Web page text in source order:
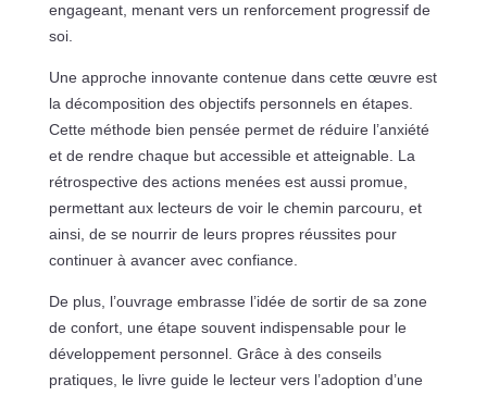
engageant, menant vers un renforcement progressif de
soi.
Une approche innovante contenue dans cette œuvre est
la décomposition des objectifs personnels en étapes.
Cette méthode bien pensée permet de réduire l’anxiété
et de rendre chaque but accessible et atteignable. La
rétrospective des actions menées est aussi promue,
permettant aux lecteurs de voir le chemin parcouru, et
ainsi, de se nourrir de leurs propres réussites pour
continuer à avancer avec confiance.
De plus, l’ouvrage embrasse l’idée de sortir de sa zone
de confort, une étape souvent indispensable pour le
développement personnel. Grâce à des conseils
pratiques, le livre guide le lecteur vers l’adoption d’une